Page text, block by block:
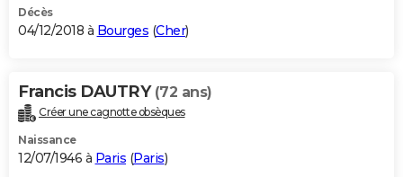
Décès
04/12/2018 à Bourges (Cher)
Francis DAUTRY (72 ans)
Créer une cagnotte obsèques
Naissance
12/07/1946 à Paris (Paris)